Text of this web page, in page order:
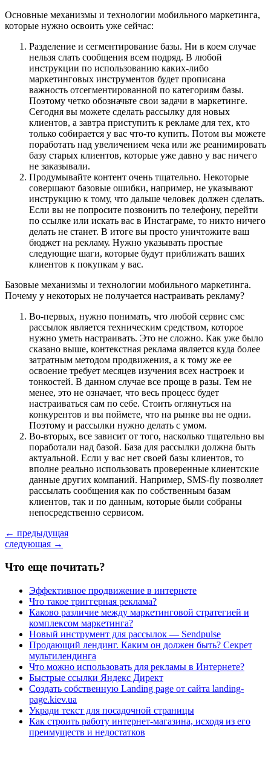
Основные механизмы и технологии мобильного маркетинга,
которые нужно освоить уже сейчас:
Разделение и сегментирование базы. Ни в коем случае
нельзя слать сообщения всем подряд. В любой
инструкции по использованию каких-либо
маркетинговых инструментов будет прописана
важность отсегментированной по категориям базы.
Поэтому четко обозначьте свои задачи в маркетинге.
Сегодня вы можете сделать рассылку для новых
клиентов, а завтра приступить к рекламе для тех, кто
только собирается у вас что-то купить. Потом вы можете
поработать над увеличением чека или же реанимировать
базу старых клиентов, которые уже давно у вас ничего
не заказывали.
Продумывайте контент очень тщательно. Некоторые
совершают базовые ошибки, например, не указывают
инструкцию к тому, что дальше человек должен сделать.
Если вы не попросите позвонить по телефону, перейти
по ссылке или искать вас в Инстаграме, то никто ничего
делать не станет. В итоге вы просто уничтожите ваш
бюджет на рекламу. Нужно указывать простые
следующие шаги, которые будут приближать ваших
клиентов к покупкам у вас.
Базовые механизмы и технологии мобильного маркетинга.
Почему у некоторых не получается настраивать рекламу?
Во-первых, нужно понимать, что любой сервис смс
рассылок является техническим средством, которое
нужно уметь настраивать. Это не сложно. Как уже было
сказано выше, контекстная реклама является куда более
затратным методом продвижения, а к тому же ее
освоение требует месяцев изучения всех настроек и
тонкостей. В данном случае все проще в разы. Тем не
менее, это не означает, что весь процесс будет
настраиваться сам по себе. Стоить оглянуться на
конкурентов и вы поймете, что на рынке вы не одни.
Поэтому и рассылки нужно делать с умом.
Во-вторых, все зависит от того, насколько тщательно вы
поработали над базой. База для рассылки должна быть
актуальной. Если у вас нет своей базы клиентов, то
вполне реально использовать проверенные клиентские
данные других компаний. Например, SMS-fly позволяет
рассылать сообщения как по собственным базам
клиентов, так и по данным, которые были собраны
непосредственно сервисом.
← предыдущая
следующая →
Что еще почитать?
Эффективное продвижение в интернете
Что такое триггерная реклама?
Каково различие между маркетинговой стратегией и
комплексом маркетинга?
Новый инструмент для рассылок — Sendpulse
Продающий лендинг. Каким он должен быть? Секрет
мультилендинга
Что можно использовать для рекламы в Интернете?
Быстрые ссылки Яндекс Директ
Создать собственную Landing page от сайта landing-
page.kiev.ua
Укради текст для посадочной страницы
Как строить работу интернет-магазина, исходя из его
преимуществ и недостатков